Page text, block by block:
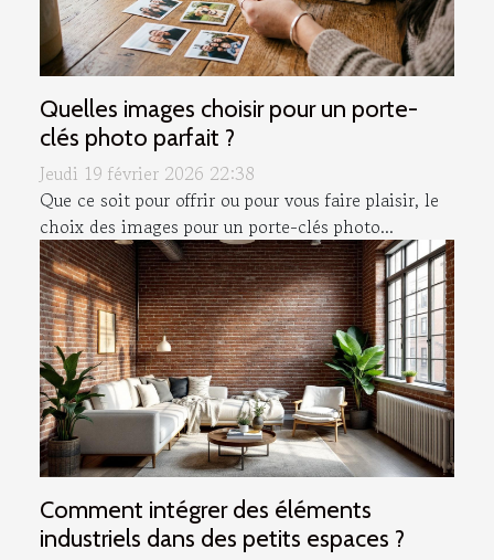
Quelles images choisir pour un porte-
clés photo parfait ?
Jeudi 19 février 2026 22:38
Que ce soit pour offrir ou pour vous faire plaisir, le
choix des images pour un porte-clés photo...
Comment intégrer des éléments
industriels dans des petits espaces ?